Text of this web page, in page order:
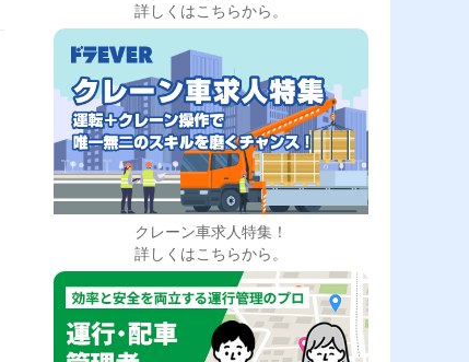
詳しくはこちらから。
クレーン車求人特集！
詳しくはこちらから。